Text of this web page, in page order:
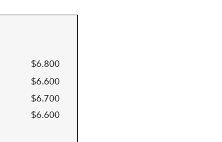
$6.800
$6.600
$6.700
$6.600